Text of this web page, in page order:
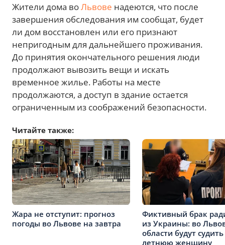
Жители дома воЛьвове надеются, что после
завершения обследования им сообщат, будет
ли дом восстановлен или его признают
непригодным для дальнейшего проживания.
До принятия окончательного решения люди
продолжают вывозить вещи и искать
временное жилье. Работы на месте
продолжаются, а доступ в здание остается
ограниченным из соображений безопасности.
Читайте также:
Жара не отступит: прогноз
погоды во Львове на завтра
Фиктивный брак
из Украины: во
области будут
летнюю женщину